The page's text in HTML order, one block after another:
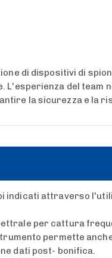
di dispositivi di
del team
la sicurezza e la
indicati attraverso
per cattura
permette
dati post- bonifica.